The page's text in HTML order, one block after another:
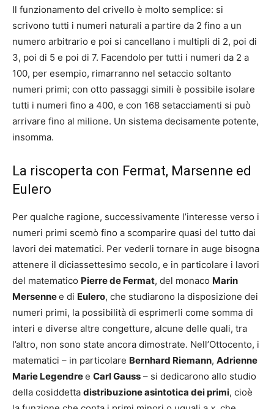
Il funzionamento del crivello è molto semplice: si
scrivono tutti i numeri naturali a partire da 2 fino a un
numero arbitrario e poi si cancellano i multipli di 2, poi di
3, poi di 5 e poi di 7. Facendolo per tutti i numeri da 2 a
100, per esempio, rimarranno nel setaccio soltanto
numeri primi; con otto passaggi simili è possibile isolare
tutti i numeri fino a 400, e con 168 setacciamenti si può
arrivare fino al milione. Un sistema decisamente potente,
insomma.
La riscoperta con Fermat, Marsenne ed
Eulero
Per qualche ragione, successivamente l’interesse verso i
numeri primi scemò fino a scomparire quasi del tutto dai
lavori dei matematici. Per vederli tornare in auge bisogna
attenere il diciassettesimo secolo, e in particolare i lavori
del matematico Pierre de Fermat, del monaco Marin
Mersennee di Eulero, che studiarono la disposizione dei
numeri primi, la possibilità di esprimerli come somma di
interi e diverse altre congetture, alcune delle quali, tra
l’altro, non sono state ancora dimostrate. Nell’Ottocento, i
matematici – in particolare Bernhard Riemann, Adrienne
Marie Legendree Carl Gauss – si dedicarono allo studio
della cosiddetta distribuzione asintotica dei primi, cioè